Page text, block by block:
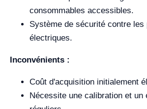
consommables accessibles.
Système de sécurité contre les
électriques.
Inconvénients :
Coût d'acquisition initialement
Nécessite une calibration et un